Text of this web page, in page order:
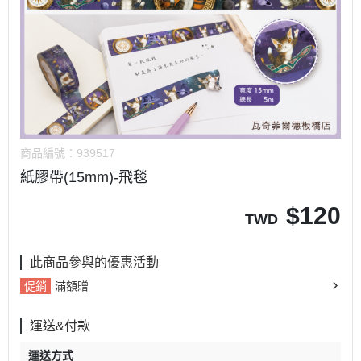
商品編號： 939517
紙膠帶(15mm)-飛毯
TWD $120
此商品參與的優惠活動
促銷 滿額贈
運送&付款
運送方式